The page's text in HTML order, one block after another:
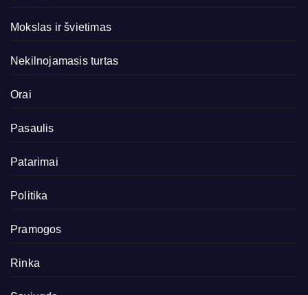
Mokslas ir švietimas
Nekilnojamasis turtas
Orai
Pasaulis
Patarimai
Politika
Pramogos
Rinka